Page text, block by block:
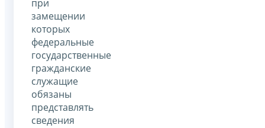
при
замещении
которых
федеральные
государственные
гражданские
служащие
обязаны
представлять
сведения